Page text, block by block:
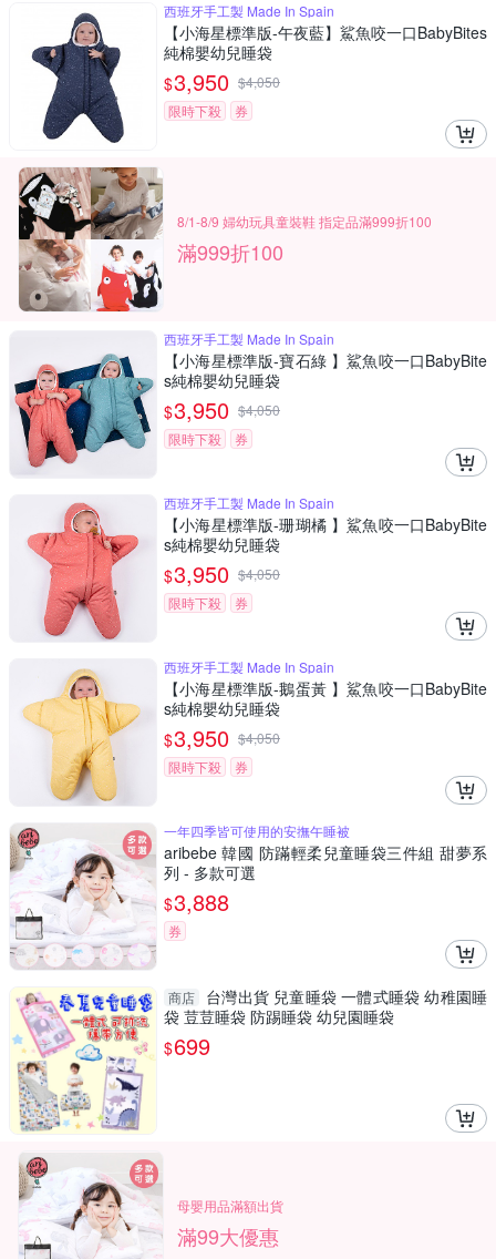
西班牙手工製 Made In Spain
【小海星標準版-午夜藍】鯊魚咬一口BabyBites
純棉嬰幼兒睡袋
$3,950 $4,050
限時下殺
券
8/1-8/9 婦幼玩具童裝鞋 指定品滿999折100
滿999折100
西班牙手工製 Made In Spain
【小海星標準版-寶石綠 】鯊魚咬一口BabyBite
s純棉嬰幼兒睡袋
$3,950 $4,050
限時下殺
券
西班牙手工製 Made In Spain
【小海星標準版-珊瑚橘 】鯊魚咬一口BabyBite
s純棉嬰幼兒睡袋
$3,950 $4,050
限時下殺
券
西班牙手工製 Made In Spain
【小海星標準版-鵝蛋黃 】鯊魚咬一口BabyBite
s純棉嬰幼兒睡袋
$3,950 $4,050
限時下殺
券
一年四季皆可使用的安撫午睡被
aribebe 韓國 防蹣輕柔兒童睡袋三件組 甜夢系
列 - 多款可選
$3,888
券
商店
台灣出貨 兒童睡袋 一體式睡袋 幼稚園睡
袋 荳荳睡袋 防踢睡袋 幼兒園睡袋
$699
母嬰用品滿額出貨
滿99大優惠